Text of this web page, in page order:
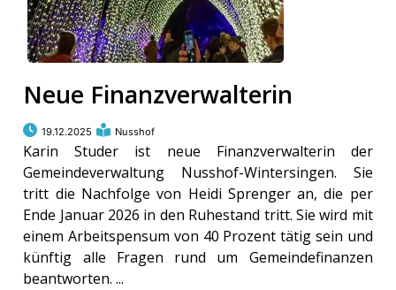
Neue Finanzverwalterin
19.12.2025 Nusshof
Karin Studer ist neue Finanzverwalterin der
Gemeindeverwaltung Nusshof-Wintersingen. Sie
tritt die Nachfolge von Heidi Sprenger an, die per
Ende Januar 2026 in den Ruhestand tritt. Sie wird mit
einem Arbeitspensum von 40 Prozent tätig sein und
künftig alle Fragen rund um Gemeindefinanzen
beantworten. ...